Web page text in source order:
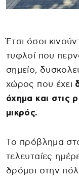
Έτσι όσοι
τυφλοί που
σημείο,
χώρος που έχει
όχημα και στις
μικρός.
Τo πρόβλημα
τελευταίες
δρόμοι στην